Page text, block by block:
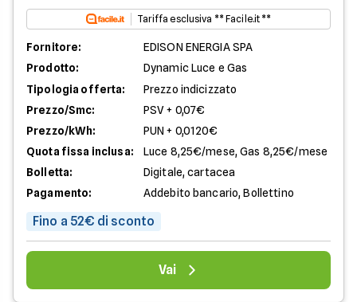
Tariffa esclusiva ** Facile.it **
Fornitore:
EDISON ENERGIA SPA
Prodotto:
Dynamic Luce e Gas
Tipologia offerta:
Prezzo indicizzato
Prezzo/Smc:
PSV + 0,07€
Prezzo/kWh:
PUN + 0,0120€
Quota fissa inclusa:
Luce 8,25€/mese, Gas 8,25€/mese
Bolletta:
Digitale, cartacea
Pagamento:
Addebito bancario, Bollettino
Fino a 52€ di sconto
Vai